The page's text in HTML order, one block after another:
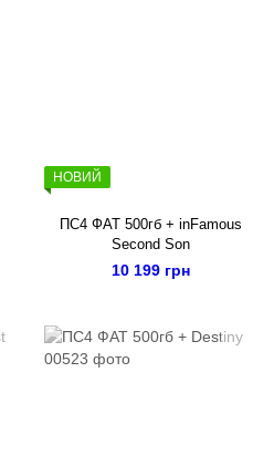
НОВИЙ
ПС4 ФАТ 500гб + inFamous
Second Son
10 199 грн